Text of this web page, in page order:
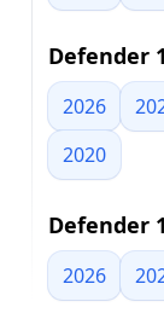
Defender
2026
2020
Defender
2026